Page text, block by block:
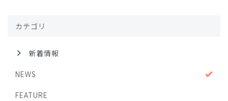
カテゴリ
新着情報
NEWS
FEATURE